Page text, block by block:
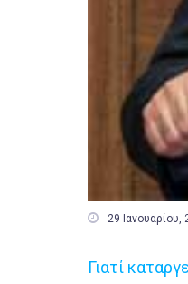
 29 Ιανουαρίου,
Γιατί